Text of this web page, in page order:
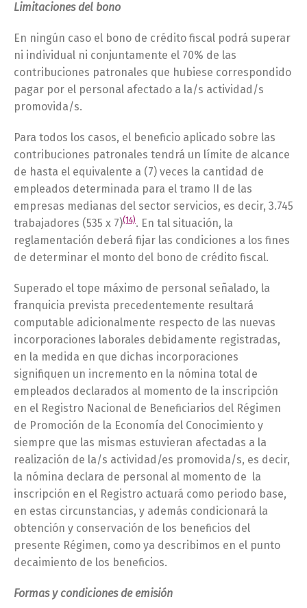
Limitaciones del bono
En ningún caso el bono de crédito fiscal podrá superar
ni individual ni conjuntamente el 70% de las
contribuciones patronales que hubiese correspondido
pagar por el personal afectado a la/s actividad/s
promovida/s.
Para todos los casos, el beneficio aplicado sobre las
contribuciones patronales tendrá un límite de alcance
de hasta el equivalente a (7) veces la cantidad de
empleados determinada para el tramo II de las
empresas medianas del sector servicios, es decir, 3.745
trabajadores (535 x 7)(14). En tal situación, la
reglamentación deberá fijar las condiciones a los fines
de determinar el monto del bono de crédito fiscal.
Superado el tope máximo de personal señalado, la
franquicia prevista precedentemente resultará
computable adicionalmente respecto de las nuevas
incorporaciones laborales debidamente registradas,
en la medida en que dichas incorporaciones
signifiquen un incremento en la nómina total de
empleados declarados al momento de la inscripción
en el Registro Nacional de Beneficiarios del Régimen
de Promoción de la Economía del Conocimiento y
siempre que las mismas estuvieran afectadas a la
realización de la/s actividad/es promovida/s, es decir,
la nómina declara de personal al momento de la
inscripción en el Registro actuará como periodo base,
en estas circunstancias, y además condicionará la
obtención y conservación de los beneficios del
presente Régimen, como ya describimos en el punto
decaimiento de los beneficios.
Formas y condiciones de emisión